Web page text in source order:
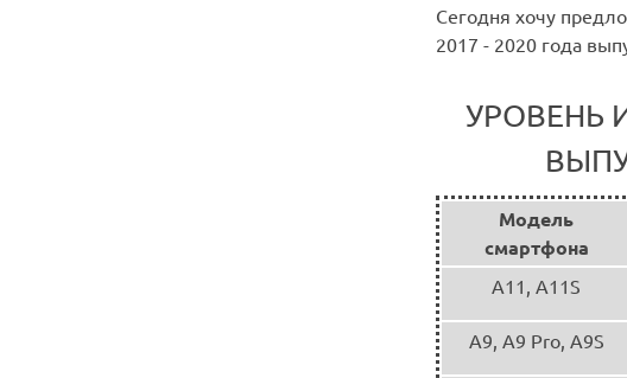
Сегодня хочу
2017 - 2020 года
УРОВЕНЬ
Модель
смартфона
A11, A11S
A9, A9 Pro, A9S